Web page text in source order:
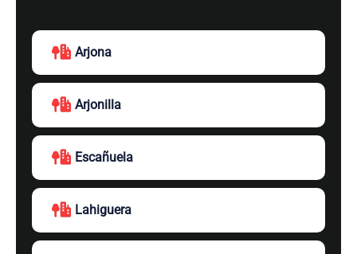
Arjona
Arjonilla
Escañuela
Lahiguera